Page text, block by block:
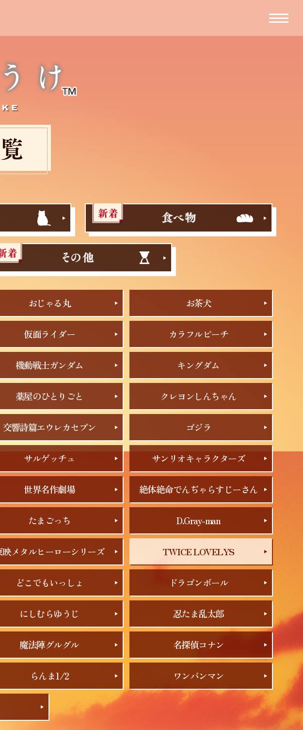
おじゃる丸 お茶犬
仮面ライダー カラフルピーチ
機動戦士ガンダム キングダム
薬屋のひとりごと クレヨンしんちゃん
交響詩篇エウレカセブン ゴジラ
サルゲッチュ サンリオキャラクターズ
世界名作劇場 絶体絶命でんぢゃらすじーさん
たまごっち D.Gray-man
映メタルヒーローシリーズ TWICE LOVELYS
どこでもいっしょ ドラゴンボール
にしむらゆうじ 忍たま乱太郎
魔法陣グルグル 名探偵コナン
らんま1/2 ワンパンマン